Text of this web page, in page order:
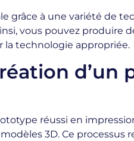
grâce à une variété de
vous pouvez produire
la technologie appropriée.
d’un
réussi en
3D. Ce